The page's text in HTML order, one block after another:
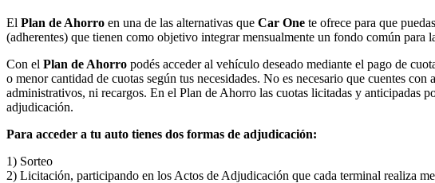
El Plan de Ahorro en una de las alternativas que Car One te ofrece para que
(adherentes) que tienen como objetivo integrar mensualmente un fondo común
Con el Plan de Ahorro podés acceder al vehículo deseado mediante el pago de
o menor cantidad de cuotas según tus necesidades. No es necesario que cuentes
administrativos, ni recargos. En el Plan de Ahorro las cuotas licitadas y anticipadas
adjudicación.
Para acceder a tu auto tienes dos formas de adjudicación:
1) Sorteo
2) Licitación, participando en los Actos de Adjudicación que cada terminal realiza